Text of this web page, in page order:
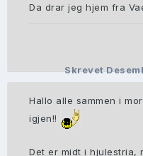
Da drar jeg hjem fra
Skrevet
Hallo alle sammen i
igjen!!
Det er midt i hjulestria,